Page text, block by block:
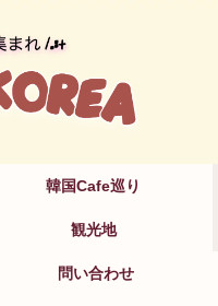
韓国Cafe巡り
観光地
問い合わせ